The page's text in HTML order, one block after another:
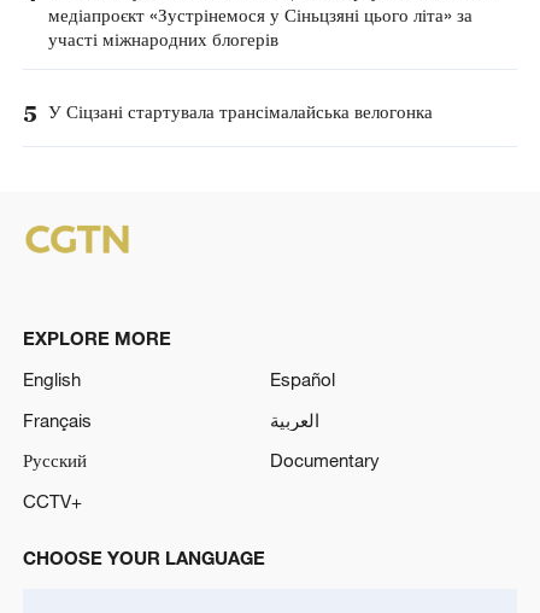
медіапроєкт «Зустрінемося у Сіньцзяні цього літа» за
участі міжнародних блогерів
5 У Сіцзані стартувала трансімалайська велогонка
EXPLORE MORE
English
Español
Français
العربية
Русский
Documentary
CCTV+
CHOOSE YOUR LANGUAGE